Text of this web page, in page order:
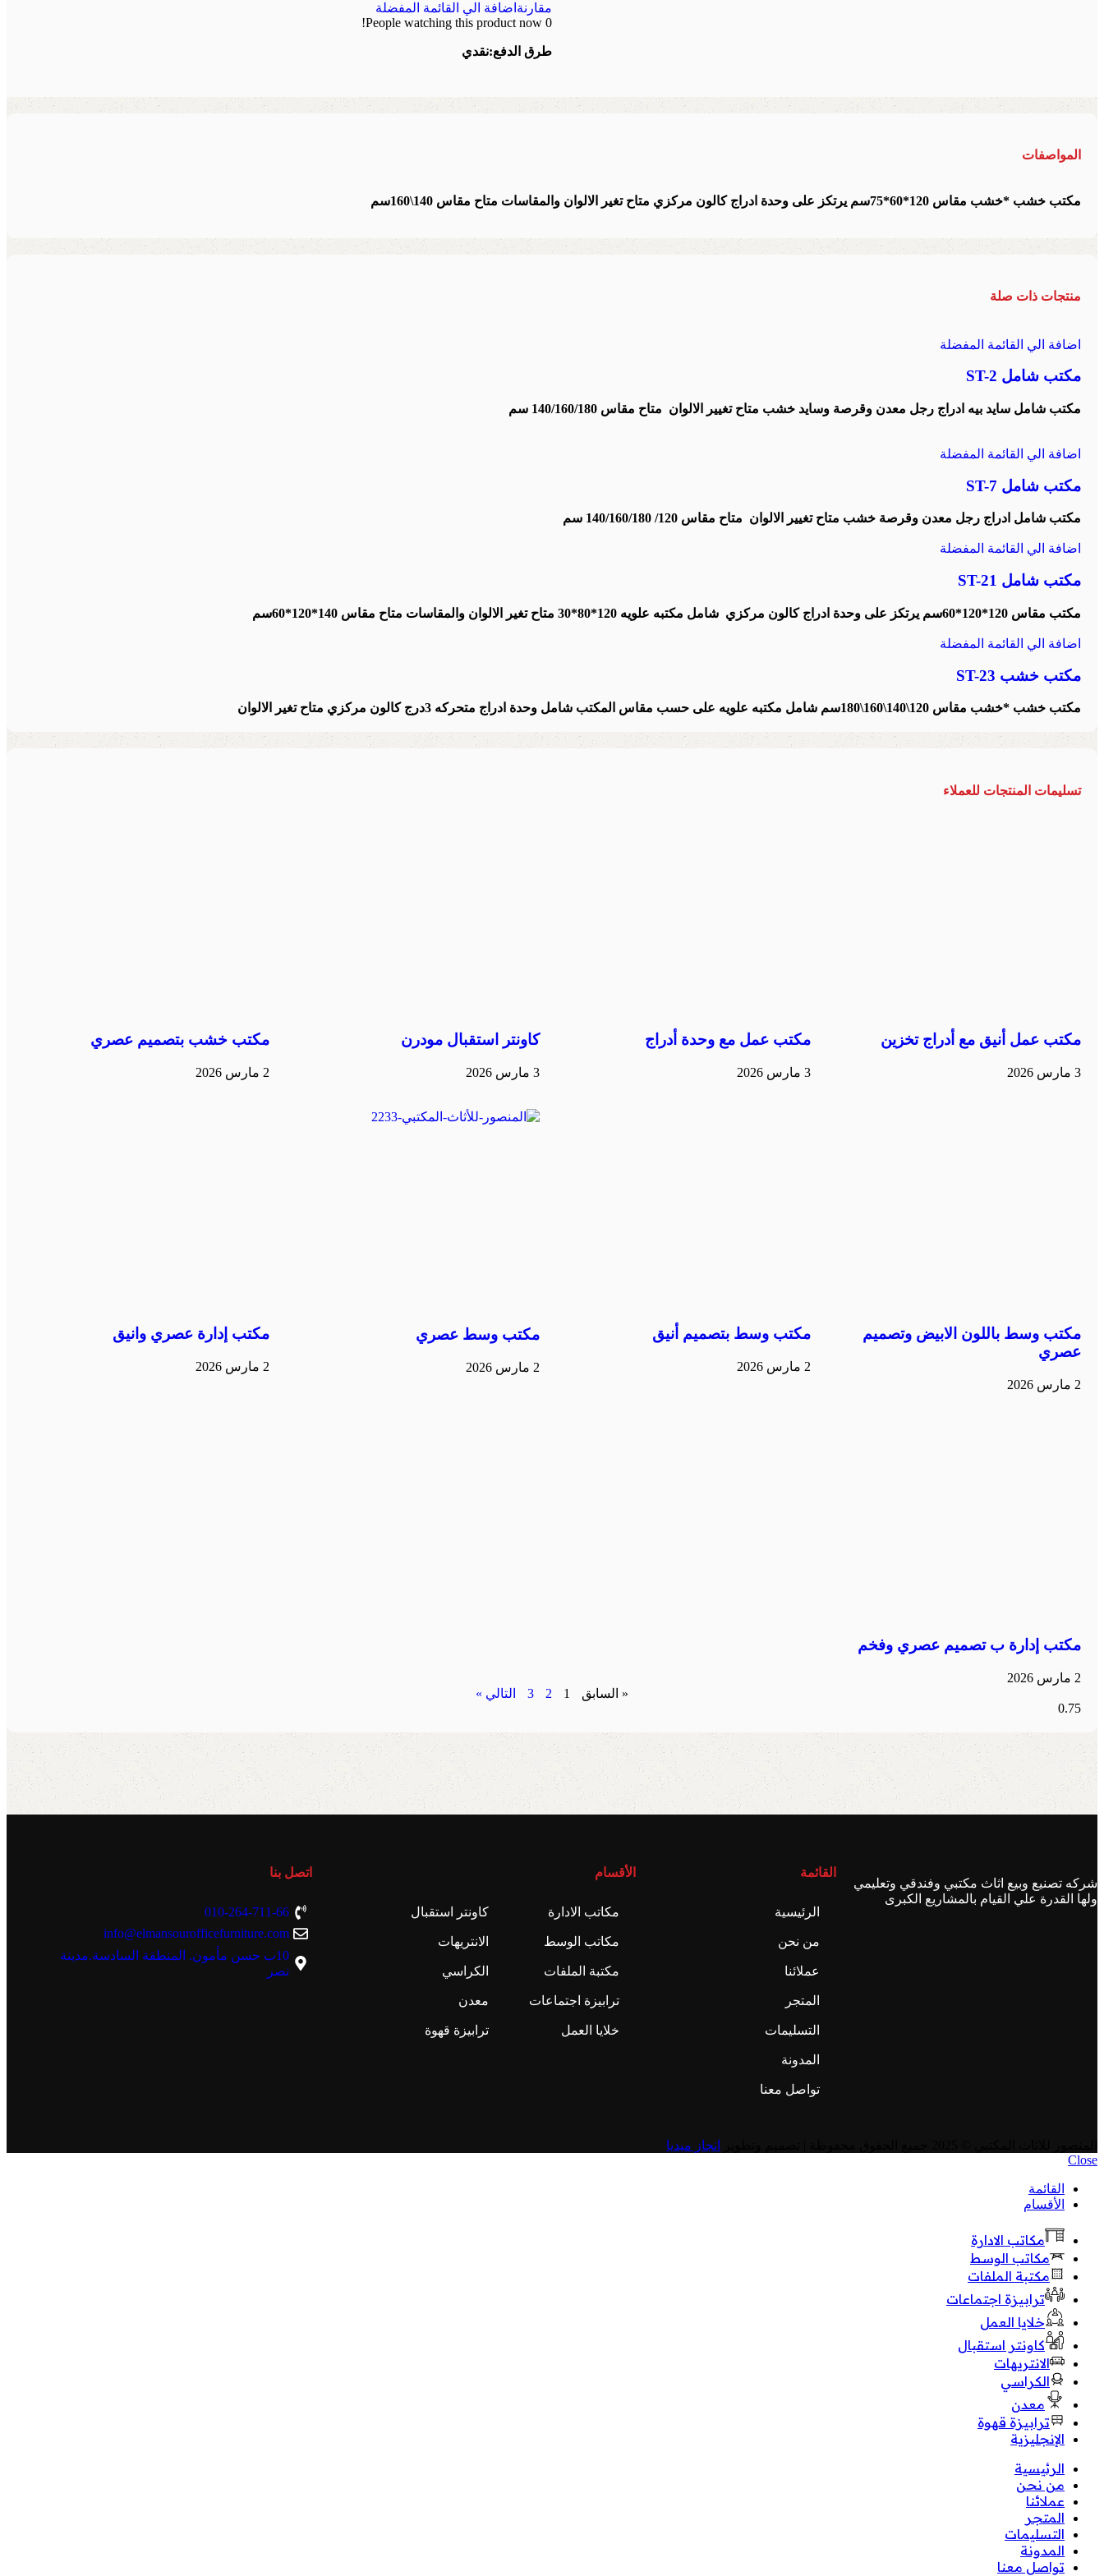
مقارنة اضافة الي القائمة المفضلة
0
People watching this product now!
طرق الدفع:نقدي
المواصفات
مكتب خشب *خشب مقاس 120*60*75سم يرتكز على وحدة ادراج كالون مركزي متاح تغير الالوان والمقاسات متاح مقاس 140\160سم
منتجات ذات صلة
اضافة الي القائمة المفضلة
مكتب شامل ST-2
مكتب شامل سايد بيه ادراج رجل معدن وقرصة وسايد خشب متاح تغيير الالوان متاح مقاس 140/160/180 سم
اضافة الي القائمة المفضلة
مكتب شامل ST-7
مكتب شامل ادراج رجل معدن وقرصة خشب متاح تغيير الالوان متاح مقاس 120/ 140/160/180 سم
اضافة الي القائمة المفضلة
مكتب شامل ST-21
مكتب مقاس 120*120*60سم يرتكز على وحدة ادراج كالون مركزي شامل مكتبه علويه 120*80*30 متاح تغير الالوان والمقاسات متاح مقاس 140*120*60سم
اضافة الي القائمة المفضلة
مكتب خشب ST-23
مكتب خشب *خشب مقاس 120\140\160\180سم شامل مكتبه علويه على حسب مقاس المكتب شامل وحدة ادراج متحركه 3درج كالون مركزي متاح تغير الالوان
تسليمات المنتجات للعملاء
مكتب عمل أنيق مع أدراج تخزين
3 مارس 2026
مكتب عمل مع وحدة أدراج
3 مارس 2026
كاونتر استقبال مودرن
3 مارس 2026
مكتب خشب بتصميم عصري
2 مارس 2026
مكتب وسط باللون الابيض وتصميم
عصري
2 مارس 2026
مكتب وسط بتصميم أنيق
2 مارس 2026
مكتب وسط عصري
2 مارس 2026
مكتب إدارة عصري وانيق
2 مارس 2026
مكتب إدارة ب تصميم عصري وفخم
2 مارس 2026
« السابق
1
2
3 التالي »
شركه تصنيع وبيع اثاث مكتبي وفندقي وتعليمي
ولها القدرة علي القيام بالمشاريع الكبرى
القائمة
الرئيسية
من نحن
عملائنا
المتجر
التسليمات
المدونة
تواصل معنا
الأقسام
مكاتب الادارة
مكاتب الوسط
مكتبة الملفات
ترابيزة اجتماعات
خلايا العمل
كاونتر استقبال
الانتريهات
الكراسي
معدن
ترابيزة قهوة
اتصل بنا
010-264-711-66
info@elmansourofficefurniture.com
10ب حسن مأمون. المنطقة السادسة.مدينة
نصر
انجاز ميديا
Close
القائمة
الأقسام
مكاتب الادارة
مكاتب الوسط
مكتبة الملفات
ترابيزة اجتماعات
خلايا العمل
كاونتر استقبال
الانتريهات
الكراسي
معدن
ترابيزة قهوة
الإنجليزية
الرئيسية
من نحن
عملائنا
المتجر
التسليمات
المدونة
تواصل معنا